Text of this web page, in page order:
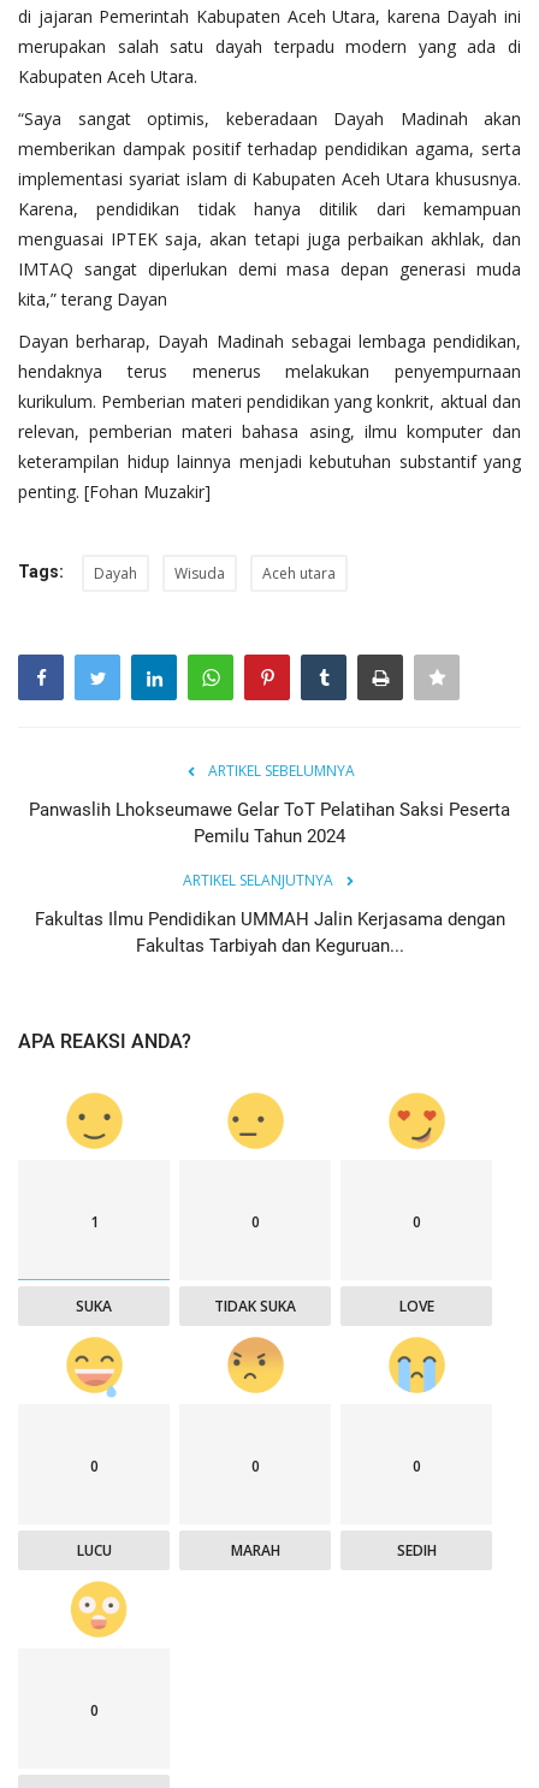
di jajaran Pemerintah Kabupaten Aceh Utara, karena Dayah ini
merupakan salah satu dayah terpadu modern yang ada di
Kabupaten Aceh Utara.
“Saya sangat optimis, keberadaan Dayah Madinah akan
memberikan dampak positif terhadap pendidikan agama, serta
implementasi syariat islam di Kabupaten Aceh Utara khususnya.
Karena, pendidikan tidak hanya ditilik dari kemampuan
menguasai IPTEK saja, akan tetapi juga perbaikan akhlak, dan
IMTAQ sangat diperlukan demi masa depan generasi muda
kita,” terang Dayan
Dayan berharap, Dayah Madinah sebagai lembaga pendidikan,
hendaknya terus menerus melakukan penyempurnaan
kurikulum. Pemberian materi pendidikan yang konkrit, aktual dan
relevan, pemberian materi bahasa asing, ilmu komputer dan
keterampilan hidup lainnya menjadi kebutuhan substantif yang
penting. [Fohan Muzakir]
Tags: Dayah Wisuda Aceh utara
ARTIKEL SEBELUMNYA
Panwaslih Lhokseumawe Gelar ToT Pelatihan Saksi Peserta
Pemilu Tahun 2024
ARTIKEL SELANJUTNYA
Fakultas Ilmu Pendidikan UMMAH Jalin Kerjasama dengan
Fakultas Tarbiyah dan Keguruan...
APA REAKSI ANDA?
1
SUKA
0
TIDAK SUKA
0
LOVE
0
LUCU
0
MARAH
0
SEDIH
0